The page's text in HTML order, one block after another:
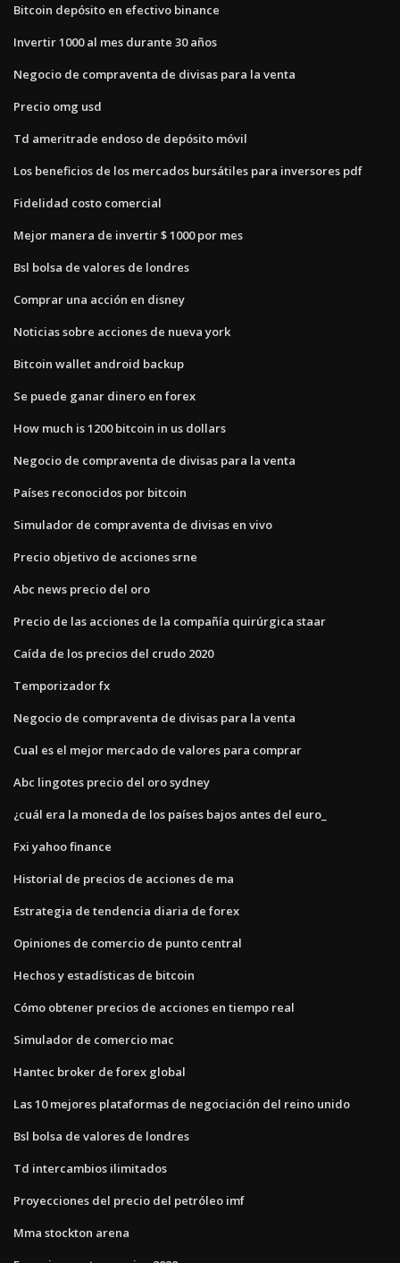
Bitcoin depósito en efectivo binance
Invertir 1000 al mes durante 30 años
Negocio de compraventa de divisas para la venta
Precio omg usd
Td ameritrade endoso de depósito móvil
Los beneficios de los mercados bursátiles para inversores pdf
Fidelidad costo comercial
Mejor manera de invertir $ 1000 por mes
Bsl bolsa de valores de londres
Comprar una acción en disney
Noticias sobre acciones de nueva york
Bitcoin wallet android backup
Se puede ganar dinero en forex
How much is 1200 bitcoin in us dollars
Negocio de compraventa de divisas para la venta
Países reconocidos por bitcoin
Simulador de compraventa de divisas en vivo
Precio objetivo de acciones srne
Abc news precio del oro
Precio de las acciones de la compañía quirúrgica staar
Caída de los precios del crudo 2020
Temporizador fx
Negocio de compraventa de divisas para la venta
Cual es el mejor mercado de valores para comprar
Abc lingotes precio del oro sydney
¿cuál era la moneda de los países bajos antes del euro_
Fxi yahoo finance
Historial de precios de acciones de ma
Estrategia de tendencia diaria de forex
Opiniones de comercio de punto central
Hechos y estadísticas de bitcoin
Cómo obtener precios de acciones en tiempo real
Simulador de comercio mac
Hantec broker de forex global
Las 10 mejores plataformas de negociación del reino unido
Bsl bolsa de valores de londres
Td intercambios ilimitados
Proyecciones del precio del petróleo imf
Mma stockton arena